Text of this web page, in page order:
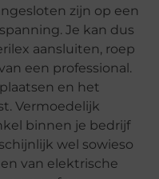
zijn op een
Je kan dus
aansluiten, roep
een professional.
en het
Vermoedelijk
binnen je bedrijf
wel sowieso
van elektrische